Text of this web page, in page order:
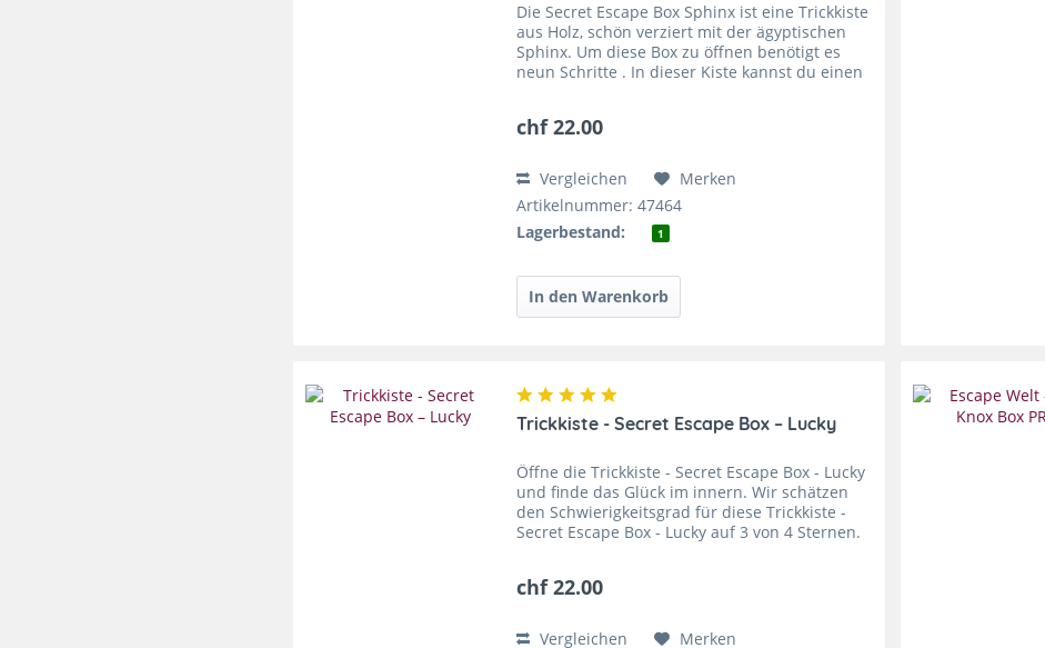
Die Secret Escape Box Sphinx ist eine Trickkiste
aus Holz, schön verziert mit der ägyptischen
Sphinx. Um diese Box zu öffnen benötigt es
neun Schritte . In dieser Kiste kannst du einen
chf 22.00
Vergleichen
Merken
Artikelnummer: 47464
Lagerbestand:
1
Trickkiste - Secret Escape Box – Lucky
Öffne die Trickkiste - Secret Escape Box - Lucky
und finde das Glück im innern. Wir schätzen
den Schwierigkeitsgrad für diese Trickkiste -
Secret Escape Box - Lucky auf 3 von 4 Sternen.
chf 22.00
Vergleichen Merken